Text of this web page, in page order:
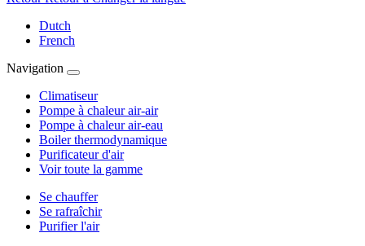
Dutch
French
Navigation
Climatiseur
Pompe à chaleur air-air
Pompe à chaleur air-eau
Boiler thermodynamique
Purificateur d'air
Voir toute la gamme
Se chauffer
Se rafraîchir
Purifier l'air